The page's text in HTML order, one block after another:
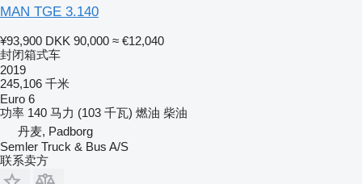
MAN TGE 3.140
¥93,900 DKK 90,000 ≈ €12,040
封闭箱式车
2019
245,106 千米
Euro 6
功率 140 马力 (103 千瓦) 燃油 柴油
丹麦, Padborg
Semler Truck & Bus A/S
联系卖方